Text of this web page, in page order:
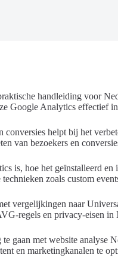
handleiding voor
Google Analytics effectief
helpt bij het
van bezoekers en
is, hoe het geïnstalleerd
zoals custom
vergelijkingen naar
regels en privacy-eisen in
gaan met website analyse
en marketingkanalen te